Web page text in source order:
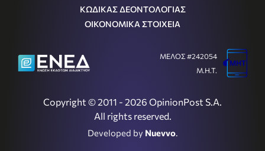
ΚΩΔΙΚΑΣ ΔΕΟΝΤΟΛΟΓΙΑΣ
ΟΙΚΟΝΟΜΙΚΑ ΣΤΟΙΧΕΙΑ
Copyright © 2011 - 2026 OpinionPost S.A.
All rights reserved.
Developed by Nuevvo
ΜΕΛΟΣ #242054
Μ.Η.Τ.